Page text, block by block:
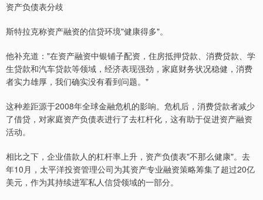
资产负债表分歧
斯特拉克称资产融资的信贷环境"健康得多"。
他补充道："在资产融资中银铺子配资，住房抵押贷款、消费贷款、学
生贷款和汽车贷款等领域，经济表现强劲，家庭财务状况稳健，消费
者实力雄厚，我们确实没有看到问题。"
这种差距源于2008年全球金融危机的影响。危机后，消费贷款者减少
了借贷，对家庭资产负债表进行了去杠杆化，这有助于促进资产融资
活动。
相比之下，企业借款人的杠杆率上升，资产负债表"不那么健康"。去
年10月，太平洋投资管理公司为其资产专业融资策略筹集了超过20亿
美元，作为其持续进军私人信贷领域的一部分。